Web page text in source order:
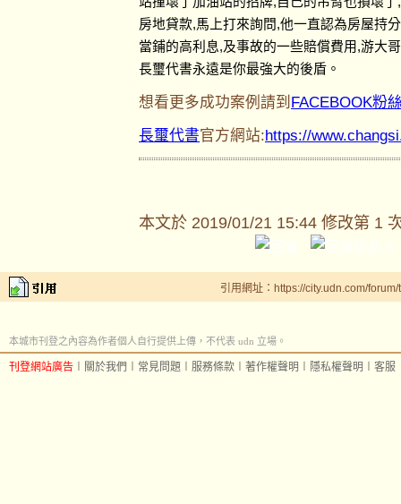
房地貸款,馬上打來詢問,他一直認為房屋持
當鋪的高利息,及事故的一些賠償費用,游大
長璽代書永遠是你最強大的後盾。
想看更多成功案例請到 FACEBOOK粉
長璽代書官方網站:https://
本文於 2019/01/21 15:44 修改第 1
引用網址：https://city.udn.com/
本城市刊登之內容為作者個人自行提供上傳，不代表 udn 立場。
刊登網站廣告 關於我們 常見問題 服務條款 著作權聲明 隱私權聲明 客服